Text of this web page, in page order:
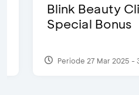
Blink Beauty
Special Bonus
Periode 27 Mar 2025 - 31